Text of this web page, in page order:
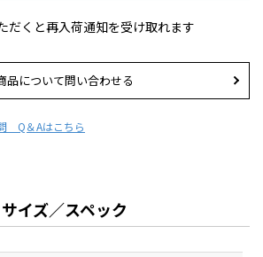
だくと再入荷通知を受け取れます
品について問い合わせる
Q＆Aはこちら
サイズ／スペック